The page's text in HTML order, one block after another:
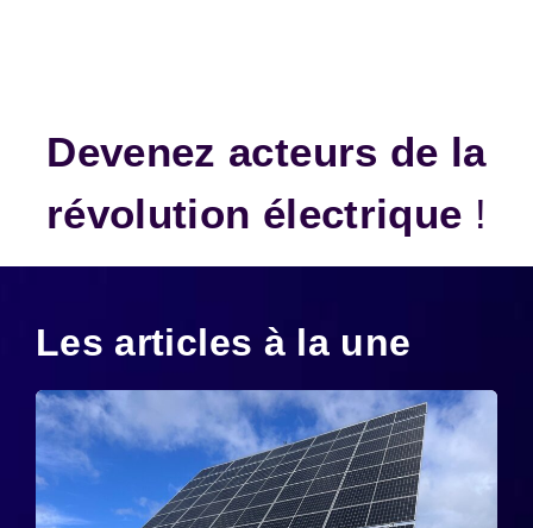
Devenez acteurs de la
révolution électrique !
Les articles à la une